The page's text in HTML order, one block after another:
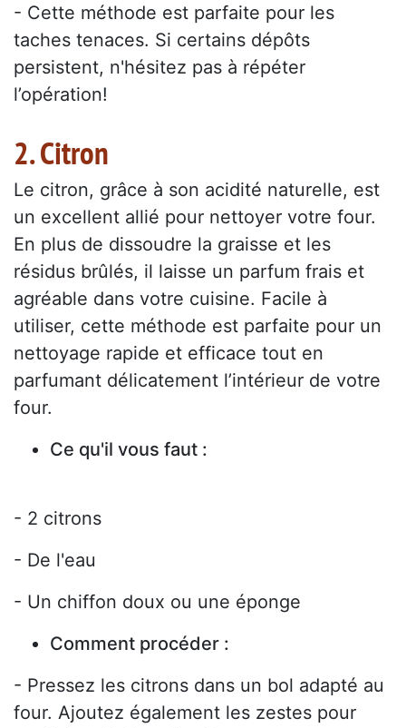
- Cette méthode est parfaite pour les
taches tenaces. Si certains dépôts
persistent, n'hésitez pas à répéter
l’opération!
2. Citron
Le citron, grâce à son acidité naturelle, est
un excellent allié pour nettoyer votre four.
En plus de dissoudre la graisse et les
résidus brûlés, il laisse un parfum frais et
agréable dans votre cuisine. Facile à
utiliser, cette méthode est parfaite pour un
nettoyage rapide et efficace tout en
parfumant délicatement l’intérieur de votre
four.
Ce qu'il vous faut :
- 2 citrons
- De l'eau
- Un chiffon doux ou une éponge
Comment procéder :
- Pressez les citrons dans un bol adapté au
four. Ajoutez également les zestes pour